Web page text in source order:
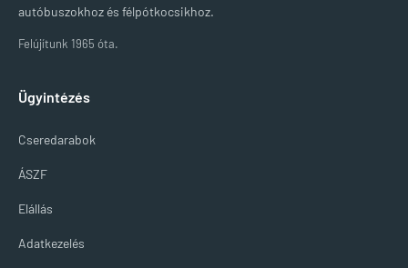
autóbuszokhoz és félpótkocsikhoz.
Felújítunk 1965 óta.
Ügyintézés
Cseredarabok
ÁSZF
Elállás
Adatkezelés